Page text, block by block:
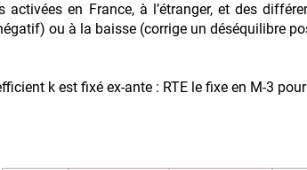
activées en France, à l’étranger, et des
ou à la baisse (corrige un déséquilibre
k est fixé ex-ante : RTE le fixe en M-3